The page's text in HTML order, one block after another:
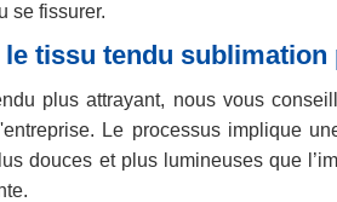
se fissurer.
le tissu tendu
plus attrayant, nous vous
Le processus implique
douces et plus lumineuses que